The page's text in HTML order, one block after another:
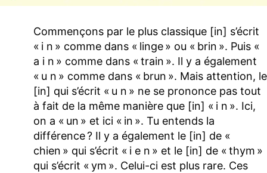
Commençons par le plus classique [in] s’écrit
« i n » comme dans « linge » ou « brin ». Puis «
a i n » comme dans « train ». Il y a également
« u n » comme dans « brun ». Mais attention, le
[in] qui s’écrit « u n » ne se prononce pas tout
à fait de la même manière que [in] « i n ». Ici,
on a « un » et ici « in ». Tu entends la
différence ? Il y a également le [in] de «
chien » qui s’écrit « i e n » et le [in] de « thym »
qui s’écrit « ym ». Celui-ci est plus rare. Ces